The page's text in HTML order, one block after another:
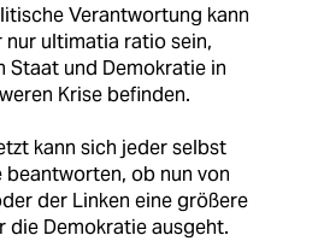
Verantwortung kann
nur ultimatia ratio sein,
Staat und Demokratie in
Krise befinden.
kann sich jeder selbst
beantworten, ob nun von
der Linken eine größere
die Demokratie ausgeht.